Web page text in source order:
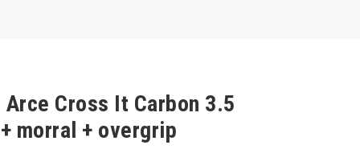
Cross It Carbon 3.5
morral + overgrip